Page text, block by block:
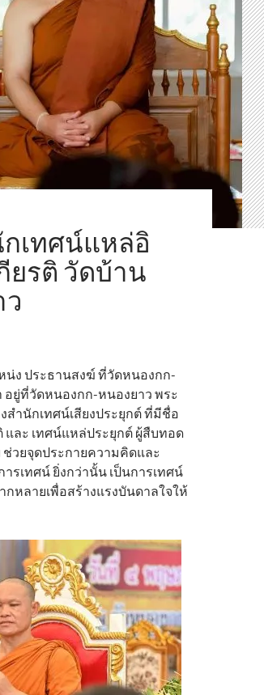
เทศน์แหล่อิ
ยรติ วัดบ้าน
น่ง ประธานสงฆ์ ที่วัดหนองกก-
ยู่ที่วัดหนองกก-หนองยาว พระ
สำนักเทศน์เสียงประยุกต์ ที่มีชื่อ
และ เทศน์แหล่ประยุกต์ ผู้สืบทอด
ช่วยจุดประกายความคิดและ
ารเทศน์ ยิ่งกว่านั้น เป็นการเทศน์
หลายเพื่อสร้างแรงบันดาลใจให้